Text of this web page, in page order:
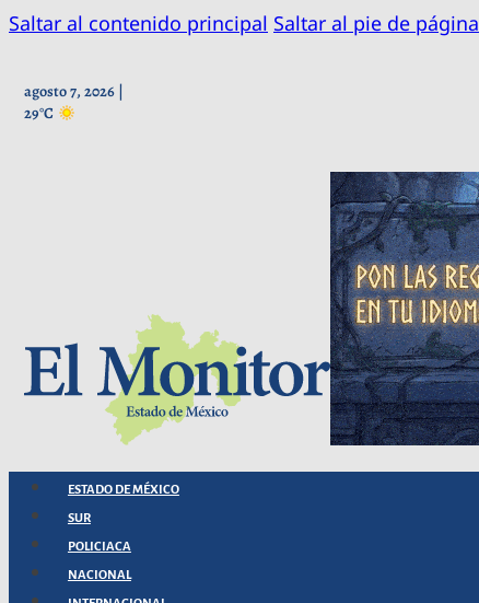
Saltar al contenido principal Saltar al pie de página
agosto 7, 2026 |
29°C
ESTADO DE MÉXICO
SUR
POLICIACA
NACIONAL